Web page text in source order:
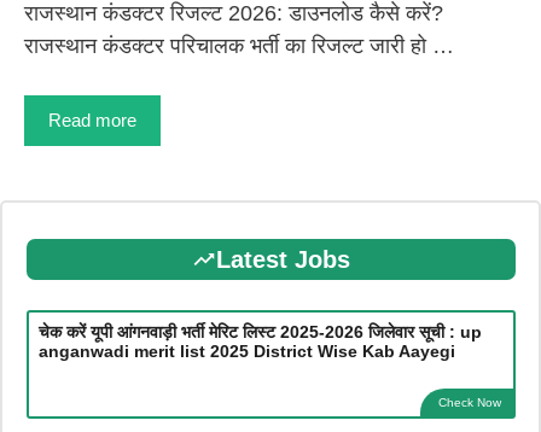
राजस्थान कंडक्टर रिजल्ट 2026: डाउनलोड कैसे करें?
राजस्थान कंडक्टर परिचालक भर्ती का रिजल्ट जारी हो …
Read more
Latest Jobs
चेक करें यूपी आंगनवाड़ी भर्ती मेरिट लिस्ट 2025-2026 जिलेवार सूची : up
anganwadi merit list 2025 District Wise Kab Aayegi
Check Now